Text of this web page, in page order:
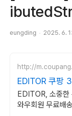
eungding 2025. 6.
http://
EDITOR 쿠팡
EDITOR, 소중한
와우회원 무료배